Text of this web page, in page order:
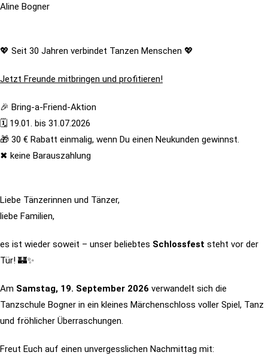
Aline Bogner
💖 Seit 30 Jahren verbindet Tanzen Menschen 💖
Jetzt Freunde mitbringen und profitieren!
🎉 Bring-a-Friend-Aktion
🗓 19.01. bis 31.07.2026
🎁 30 € Rabatt einmalig, wenn Du einen Neukunden gewinnst.
✖ keine Barauszahlung
Liebe Tänzerinnen und Tänzer,
liebe Familien,
es ist wieder soweit – unser beliebtes Schlossfest steht vor der
Tür! 🏰✨
Am Samstag, 19. September 2026 verwandelt sich die
Tanzschule Bogner in ein kleines Märchenschloss voller Spiel, Tanz
und fröhlicher Überraschungen.
Freut Euch auf einen unvergesslichen Nachmittag mit: